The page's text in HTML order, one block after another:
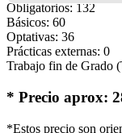
Obligatorios: 132
Básicos: 60
Optativas: 36
Prácticas externas: 0
Trabajo fin de Grado
* Precio aprox:
*Estos precio son